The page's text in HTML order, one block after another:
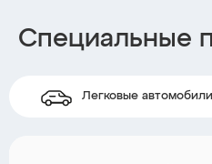
Специальные
Легковые автомобили